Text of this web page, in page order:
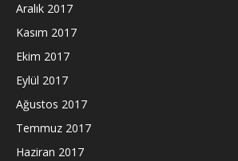
Aralık 2017
Kasım 2017
Ekim 2017
Eylül 2017
Ağustos 2017
Temmuz 2017
Haziran 2017